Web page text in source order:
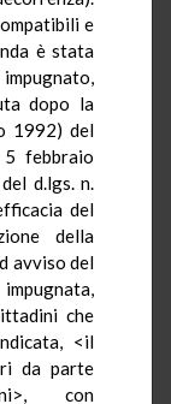
e
è stata
dopo la
1992) del
febbraio
d.lgs. n.
del
della
avviso del
che
<il
da parte
con